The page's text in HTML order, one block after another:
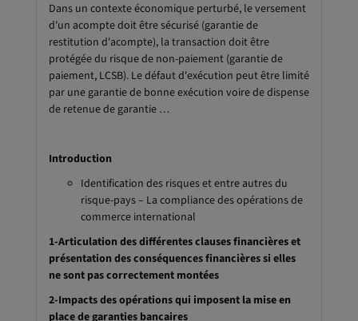
Dans un contexte économique perturbé, le versement
d'un acompte doit être sécurisé (garantie de
restitution d'acompte), la transaction doit être
protégée du risque de non-paiement (garantie de
paiement, LCSB). Le défaut d'exécution peut être limité
par une garantie de bonne exécution voire de dispense
de retenue de garantie …
Introduction
Identification des risques et entre autres du
risque-pays – La compliance des opérations de
commerce international
1-Articulation des différentes clauses financières et
présentation des conséquences financières si elles
ne sont pas correctement montées
2-Impacts des opérations qui imposent la mise en
place de garanties bancaires